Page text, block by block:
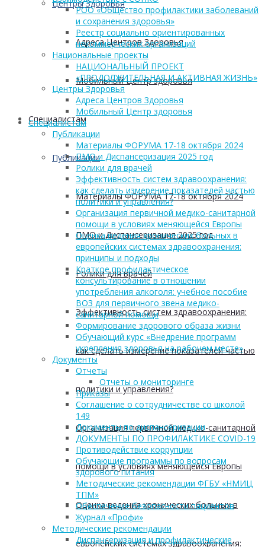
Центры Здоровья
Адреса Центров Здоровья
Мобильный Центр здоровья
Cпециалистам
Публикации
Материалы ФОРУМА 17-18 октября 2024
ПМО и Диспансеризация 2025 год
Ролики для врачей
Эффективность систем здравоохранения:
как сделать измерение показателей частью
политики и управления?
Организация первичной медико-санитарной
помощи в условиях меняющейся Европы
Оценка ведения хронических больных в
европейских системах здравоохранения:
РОО «Общество профилактики заболеваний
и сохранения здоровья»
Реестр социально ориентированных
некоммерческих организаций
Национальные проекты
НАЦИОНАЛЬНЫЙ ПРОЕКТ
«ПРОДОЛЖИТЕЛЬНАЯ И АКТИВНАЯ ЖИЗНЬ»
Центры Здоровья
Адреса Центров Здоровья
Мобильный Центр здоровья
Cпециалистам
Публикации
Материалы ФОРУМА 17-18 октября 2024
ПМО и Диспансеризация 2025 год
Ролики для врачей
Эффективность систем здравоохранения:
как сделать измерение показателей частью
политики и управления?
Организация первичной медико-санитарной
помощи в условиях меняющейся Европы
Оценка ведения хронических больных в
европейских системах здравоохранения:
принципы и подходы
Краткое профилактическое
консультирование в отношении
употребления алкоголя: учебное пособие
ВОЗ для первичного звена медико-
санитарной помощи
Формирование здорового образа жизни
Обучающий курс «Внедрение программ
укрепления здоровья на рабочем месте»
Документы
Отчеты
Отчеты о мониторинге
Приказы
Соглашение о сотрудничестве со школой
149
Документы по диспансеризации
ДОКУМЕНТЫ ПО ПРОФИЛАКТИКЕ COVID-19
Противодействие коррупции
Обучающие программы по вопросам
здорового питания
Методические рекомендации ФГБУ «НМИЦ
ТПМ»
Обеспечение безопасности пациентов
Журнал «Профи»
Методические рекомендации
Диспансеризация и профилактические